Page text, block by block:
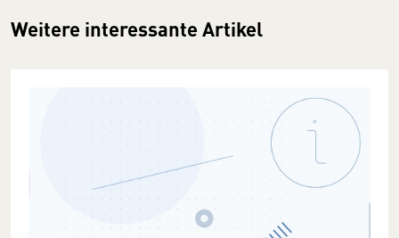
Weitere interessante Artikel